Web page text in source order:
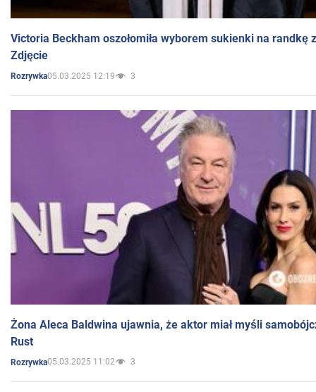
Victoria Beckham oszołomiła wyborem sukienki na randkę
Zdjęcie
Rozrywka05.03.2025 12:19 3
Żona Aleca Baldwina ujawnia, że aktor miał myśli
Rust
Rozrywka05.03.2025 11:02 3